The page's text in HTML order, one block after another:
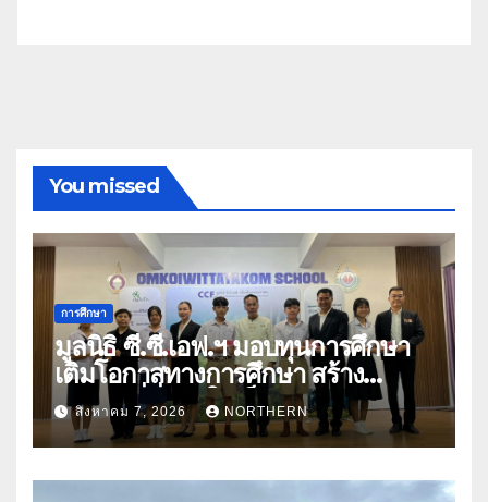
You missed
การศึกษา
มูลนิธิ ซี.ซี.เอฟ.ฯ มอบทุนการศึกษา
เติมโอกาสทางการศึกษา สร้าง
อนาคตที่มั่นคงให้เด็กและเยาวชน
ด้อยโอกาส
สิงหาคม 7, 2026 NORTHERN